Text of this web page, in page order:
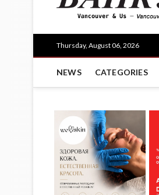
Thursday, August 06, 2026
NEWS CATEGORIES